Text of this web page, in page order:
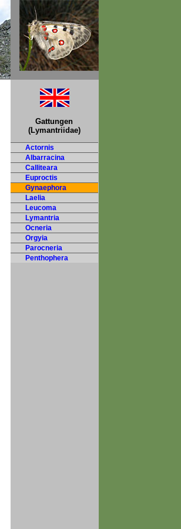
Gattungen
(Lymantriidae)
Actornis
Albarracina
Calliteara
Euproctis
Gynaephora
Laelia
Leucoma
Lymantria
Ocneria
Orgyia
Parocneria
Penthophera